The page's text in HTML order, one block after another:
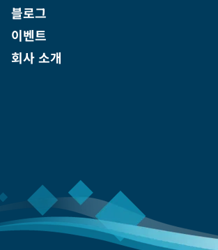
블로그
이벤트
회사 소개